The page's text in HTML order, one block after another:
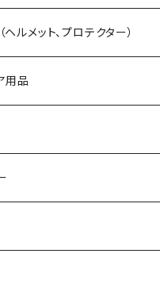
TOOL
無し）
あり）
ルメット、プロテクター）
用品
ズ